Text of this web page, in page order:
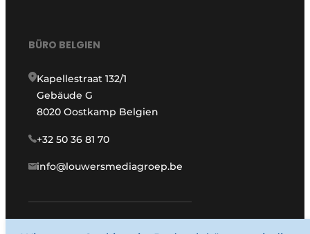
BÜRO BELGIEN
Kapellestraat 132/1
Gebäude G
8020 Oostkamp Belgien
+32 50 36 81 70
info@louwersmediagroep.be